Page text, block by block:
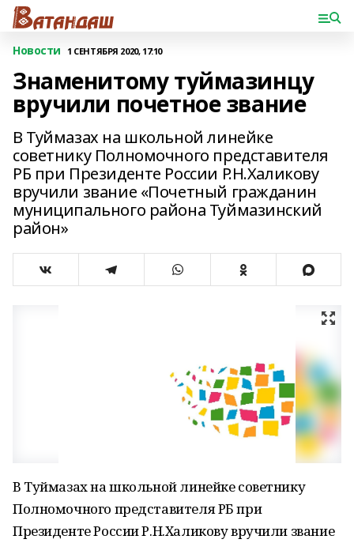
Новости 1 СЕНТЯБРЯ 2020, 17:10
Знаменитому туймазинцу
вручили почетное звание
В Туймазах на школьной линейке
советнику Полномочного представителя
РБ при Президенте России Р.Н.Халикову
вручили звание «Почетный гражданин
муниципального района Туймазинский
район»
В Туймазах на школьной линейке советнику
Полномочного представителя РБ при
Президенте России Р.Н.Халикову вручили звание